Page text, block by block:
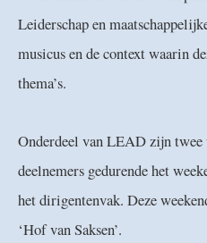
Leiderschap en
musicus en de context waarin
thema’s.
Onderdeel van LEAD zijn twee
deelnemers gedurende het
het dirigentenvak. Deze
‘Hof van Saksen’.